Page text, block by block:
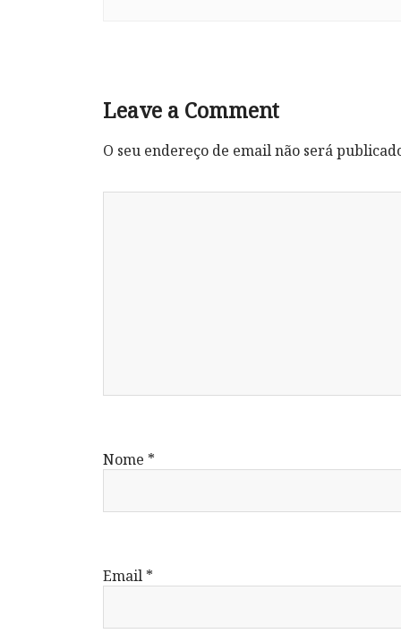
Leave a Comment
O seu endereço de email não será
Nome *
Email *